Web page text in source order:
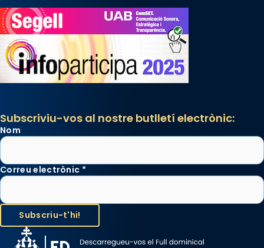
Subscriviu-vos al nostre butlletí electrònic:
Nom
Correu electrònic *